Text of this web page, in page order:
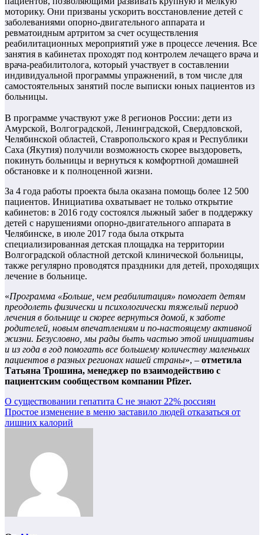
моторику. Они призваны ускорить восстановление детей с
заболеваниями опорно-двигательного аппарата и
ревматоидным артритом за счет осуществления
реабилитационных мероприятий уже в процессе лечения. Все
занятия в кабинетах проходят под контролем лечащего врача и
врача-реабилитолога, который участвует в составлении
индивидуальной программы упражнений, в том числе для
самостоятельных занятий после выписки юных пациентов из
больницы.
В программе участвуют уже 8 регионов России: дети из
Амурской, Волгоградской, Ленинградской, Свердловской,
Челябинской областей, Ставропольского края и Республики
Саха (Якутия) получили возможность скорее выздороветь,
покинуть больницы и вернуться к комфортной домашней
обстановке и к полноценной жизни.
За 4 года работы проекта была оказана помощь более 12 500
пациентов. Инициатива охватывает не только открытие
кабинетов: в 2016 году состоялся лыжный забег в поддержку
детей с нарушениями опорно-двигательного аппарата в
Челябинске, в июле 2017 года была открыта
специализированная детская площадка на территории
Волгоградской областной детской клинической больницы,
также регулярно проводятся праздники для детей, проходящих
лечение в больнице.
«Программа «Больше, чем реабилитация» помогает детям
преодолеть физически и психологически тяжелый период
лечения в больнице и скорее вернуться домой, к заботе
родителей, новым впечатлениям и по-настоящему активной
жизни. Безусловно, мы рады быть частью этой инициативы
и из года в год помогать все большему количеству маленьких
пациентов в разных регионах нашей страны», – отметила
Татьяна Трошина, менеджер по взаимодействию с
пациентским сообществом компании Pfizer.
Навигация
по
О существовании гепатита С не знают 22% россиян
Простое изменение в меню заставило людей отказаться от
лишних калорий